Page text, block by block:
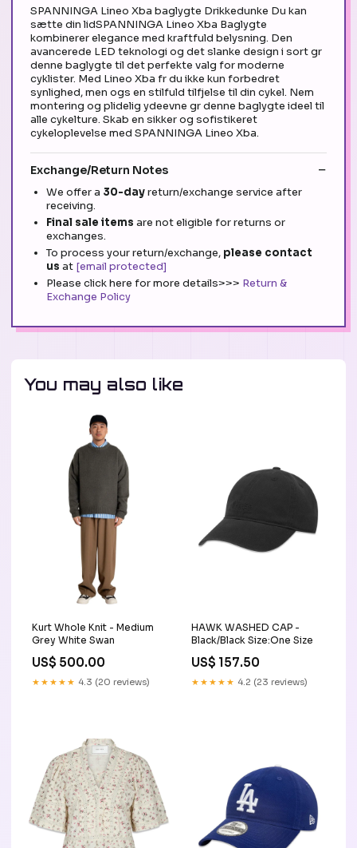
SPANNINGA Lineo Xba baglygte Drikkedunke Du kan
sætte din lidSPANNINGA Lineo Xba Baglygte
kombinerer elegance med kraftfuld belysning. Den
avancerede LED teknologi og det slanke design i sort gr
denne baglygte til det perfekte valg for moderne
cyklister. Med Lineo Xba fr du ikke kun forbedret
synlighed, men ogs en stilfuld tilfjelse til din cykel. Nem
montering og plidelig ydeevne gr denne baglygte ideel til
alle cykelture. Skab en sikker og sofistikeret
cykeloplevelse med SPANNINGA Lineo Xba.
Exchange/Return Notes
We offer a 30-dayreturn/exchange service after
receiving.
Final sale items are not eligible for returns or
exchanges.
To process your return/exchange, please contact
us at [email protected]
Please click here for more details>>> Return &
Exchange Policy
You may also like
Kurt Whole Knit - Medium
Grey White Swan
US$ 500.00
★★★★★ 4.3 (20 reviews)
HAWK WASHED CAP -
Black/Black Size:One Size
US$ 157.50
★★★★★ 4.2 (23 reviews)